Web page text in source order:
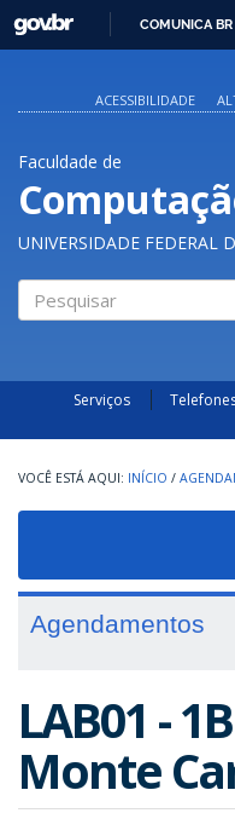
GOVBR
COMUNICA BR
ACESSIBILIDADE
Faculdade de
UNIVERSIDADE FEDERAL
Serviços
INÍCIO /
Agendamentos
LAB01 -
Monte